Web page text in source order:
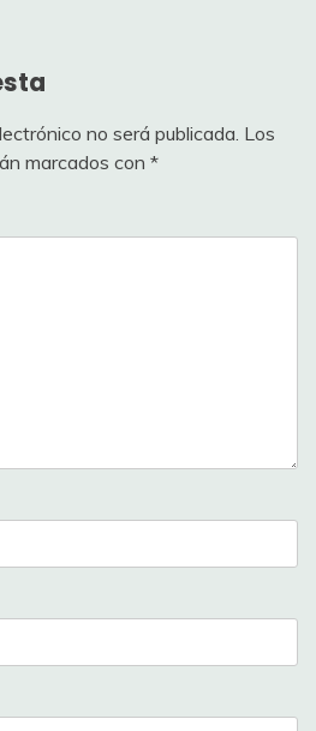
no será publicada. Los
marcados con *